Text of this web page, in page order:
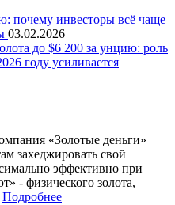
почему инвесторы всё чаще
03.02.2026
до $6 200 за унцию: роль
году усиливается
«Золотые деньги»
захеджировать свой
эффективно при
- физического золота,
Подробнее